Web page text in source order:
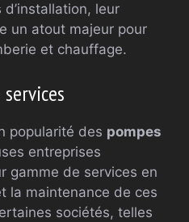
leur
un atout majeur pour
et chauffage.
popularité des pompes
entreprises
gamme de services en
la maintenance de ces
sociétés, telles